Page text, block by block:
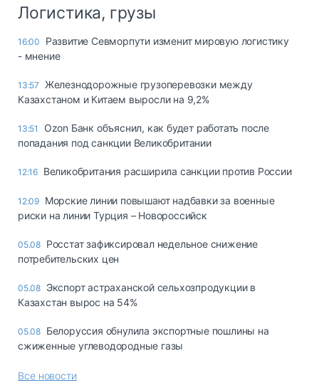
Логистика, грузы
16:00
Развитие Севморпути изменит мировую логистику
- мнение
13:57
Железнодорожные грузоперевозки между
Казахстаном и Китаем выросли на 9,2%
13:51
Ozon Банк объяснил, как будет работать после
попадания под санкции Великобритании
12:16 Великобритания расширила санкции против России
12:09 Морские линии повышают надбавки за военные
риски на линии Турция – Новороссийск
05.08 Росстат зафиксировал недельное снижение
потребительских цен
05.08 Экспорт астраханской сельхозпродукции в
Казахстан вырос на 54%
05.08 Белоруссия обнулила экспортные пошлины на
сжиженные углеводородные газы
Все новости